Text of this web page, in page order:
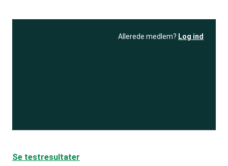
Allerede medlem? Log ind
Se testresultater